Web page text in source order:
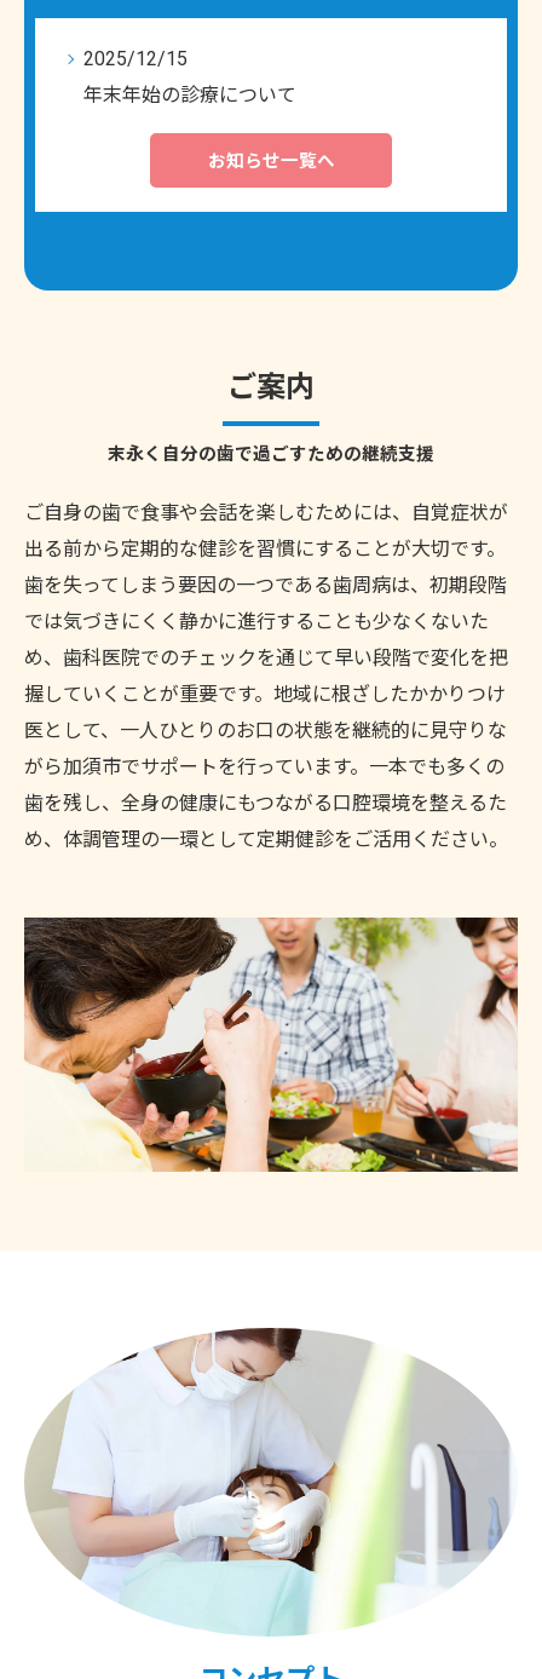
新年あけましておめでとうございます
2025/12/15
年末年始の診療について
2025/09/25
臨時休診のお知らせ
2026/05/02
お知らせ一覧へ
末永く自分の歯で過ごすための継続支援
ご案内
ご自身の歯で食事や会話を楽しむためには、自覚症状が
出る前から定期的な健診を習慣にすることが大切です。
歯を失ってしまう要因の一つである歯周病は、初期段階
では気づきにくく静かに進行することも少なくないた
め、歯科医院でのチェックを通じて早い段階で変化を把
握していくことが重要です。地域に根ざしたかかりつけ
医として、一人ひとりのお口の状態を継続的に見守りな
がら加須市でサポートを行っています。一本でも多くの
歯を残し、全身の健康にもつながる口腔環境を整えるた
め、体調管理の一環として定期健診をご活用ください。